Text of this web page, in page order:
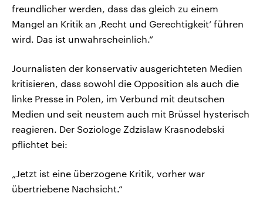
freundlicher werden, dass das gleich zu einem
Mangel an Kritik an ‚Recht und Gerechtigkeit‘ führen
wird. Das ist unwahrscheinlich.“
Journalisten der konservativ ausgerichteten Medien
kritisieren, dass sowohl die Opposition als auch die
linke Presse in Polen, im Verbund mit deutschen
Medien und seit neustem auch mit Brüssel hysterisch
reagieren. Der Soziologe Zdzislaw Krasnodebski
pflichtet bei:
„Jetzt ist eine überzogene Kritik, vorher war
übertriebene Nachsicht.“